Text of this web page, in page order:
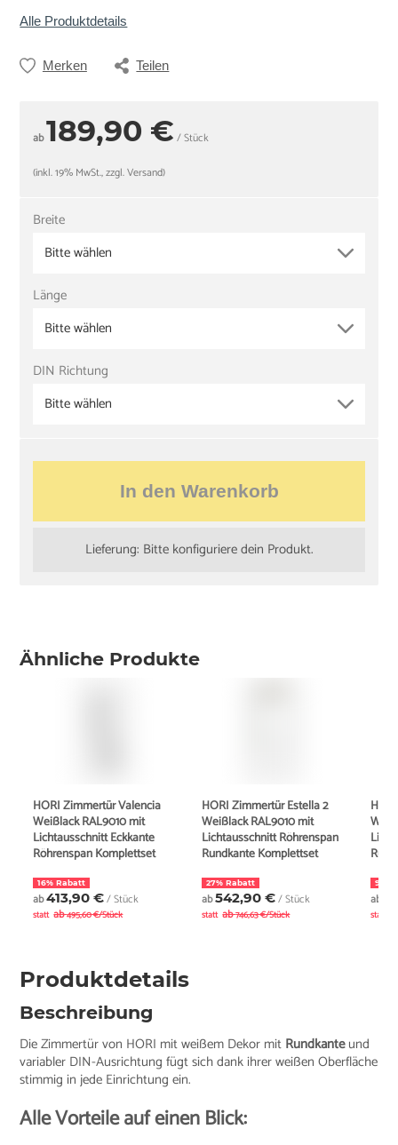
Alle Produktdetails
Merken Teilen
ab189,90 € / Stück
(inkl. 19% MwSt., zzgl. Versand)
Breite
Bitte wählen
Länge
Bitte wählen
DIN Richtung
Bitte wählen
In den Warenkorb
Lieferung: Bitte konfiguriere dein Produkt.
Ähnliche Produkte
HORI Zimmertür Valencia
Weißlack RAL9010 mit
Lichtausschnitt Eckkante
Röhrenspan Komplettset
16% Rabatt
ab413,90 €/ Stück
statt ab495,60 €/Stück
HORI Zimmertür Estella 2
Weißlack RAL9010 mit
Lichtausschnitt Röhrenspan
Rundkante Komplettset
27% Rabatt
ab542,90 €/ Stück
statt ab746,63 €/Stück
9%
ab
statt
Produktdetails
Beschreibung
Die Zimmertür von HORI mit weißem Dekor mit Rundkanteund
variabler DIN-Ausrichtung fügt sich dank ihrer weißen Oberfläche
stimmig in jede Einrichtung ein.
Alle Vorteile auf einen Blick: